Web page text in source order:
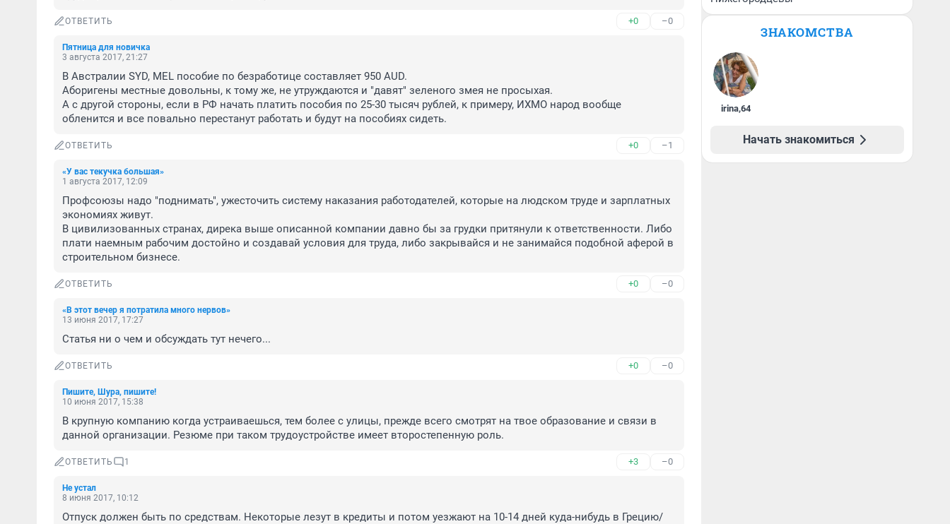
ОТВЕТИТЬ +0 –0
Пятница для новичка
3 августа 2017, 21:27
В Австралии SYD, MEL пособие по безработице составляет 950 AUD.
Аборигены местные довольны, к тому же, не утруждаются и "давят" зеленого змея не просыхая.
А с другой стороны, если в РФ начать платить пособия по 25-30 тысяч рублей, к примеру, ИХМО народ вообще
обленится и все повально перестанут работать и будут на пособиях сидеть.
ОТВЕТИТЬ +0 –1
«У вас текучка большая»
1 августа 2017, 12:09
Профсоюзы надо "поднимать", ужесточить систему наказания работодателей, которые на людском труде и зарплатных
экономиях живут.
В цивилизованных странах, дирека выше описанной компании давно бы за грудки притянули к ответственности. Либо
плати наемным рабочим достойно и создавай условия для труда, либо закрывайся и не занимайся подобной аферой в
строительном бизнесе.
ОТВЕТИТЬ +0 –0
«В этот вечер я потратила много нервов»
13 июня 2017, 17:27
Статья ни о чем и обсуждать тут нечего...
ОТВЕТИТЬ +0 –0
Пишите, Шура, пишите!
10 июня 2017, 15:38
В крупную компанию когда устраиваешься, тем более с улицы, прежде всего смотрят на твое образование и связи в
данной организации. Резюме при таком трудоустройстве имеет второстепенную роль.
ОТВЕТИТЬ 1 +3 –0
Не устал
8 июня 2017, 10:12
Отпуск должен быть по средствам. Некоторые лезут в кредиты и потом уезжают на 10-14 дней куда-нибудь в Грецию/
ЗНАКОМСТВА
irina,64
Начать знакомиться